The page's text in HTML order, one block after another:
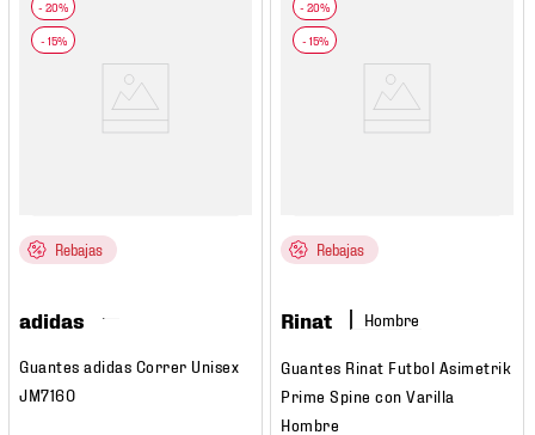
Rebajas
adidas
Guantes adidas Correr Unisex
JM7160
Rebajas
Rinat Hombre
Guantes Rinat Futbol Asimetrik
Prime Spine con Varilla
Hombre